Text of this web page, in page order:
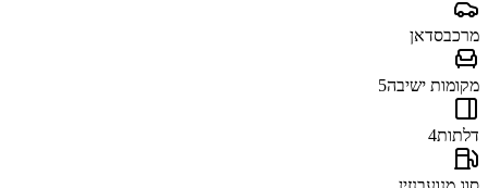
מרכבסדאן
מקומות ישיבה5
דלתות4